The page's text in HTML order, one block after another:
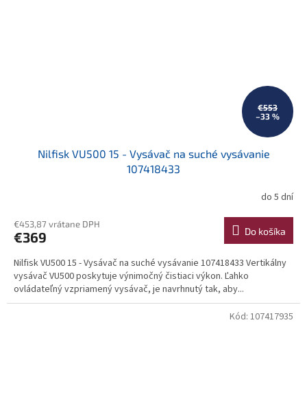
€553
–33 %
Nilfisk VU500 15 - Vysávač na suché vysávanie
107418433
do 5 dní
€453,87 vrátane DPH
€369 Do košíka
Nilfisk VU500 15 - Vysávač na suché vysávanie 107418433 Vertikálny
vysávač VU500 poskytuje výnimočný čistiaci výkon. Ľahko
ovládateľný vzpriamený vysávač, je navrhnutý tak, aby...
Kód: 107417935